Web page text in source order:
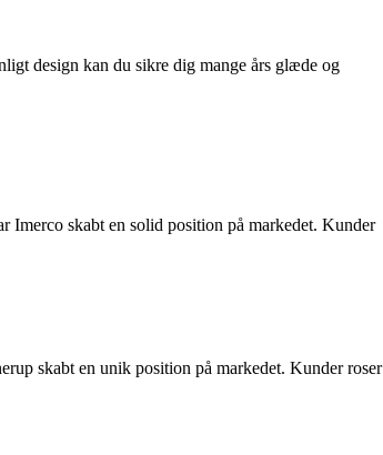
design kan du sikre dig mange års glæde og
Imerco skabt en solid position på markedet. Kunder
skabt en unik position på markedet. Kunder roser